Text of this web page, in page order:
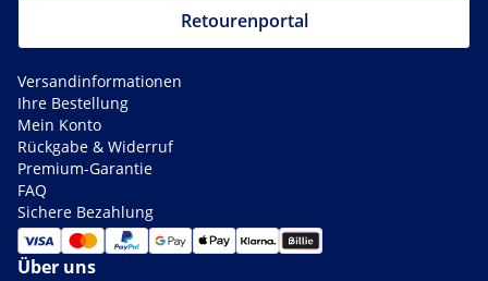
Retourenportal
Versandinformationen
Ihre Bestellung
Mein Konto
Rückgabe & Widerruf
Premium-Garantie
FAQ
Sichere Bezahlung
Über uns